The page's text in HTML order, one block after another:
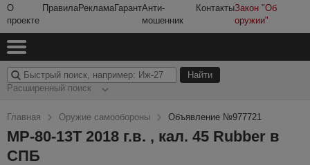
О
проекте
ПравилаРекламаГарантАнти-
мошенник
КонтактыЗакон "Об
оружии"
Расширенный поиск
Главная Оружие самообороны Объявление №977721
МР-80-13Т 2018 г.в. , кал. 45 Rubber в
СПБ